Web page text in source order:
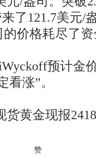
了121.7美元/
价格耗尽了
预计金
看涨”。
黄金现报
赞